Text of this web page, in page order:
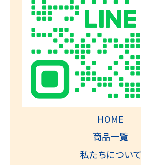
HOME
商品一覧
私たちについて